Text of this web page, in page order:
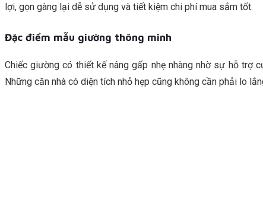
lợi, gọn gàng lại dễ sử dụng và tiết kiệm chi phí mua sắm tốt.
Đặc điểm mẫu giường thông minh
Chiếc giường có thiết kế nâng gấp nhẹ nhàng nhờ sự hỗ trợ
Những căn nhà có diện tích nhỏ hẹp cũng không cần phải lo